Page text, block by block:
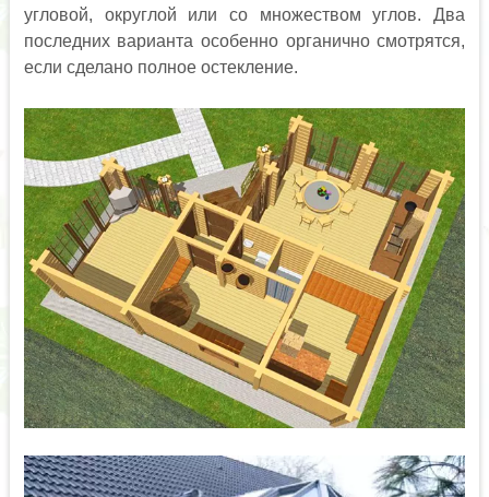
угловой, округлой или со множеством углов. Два
последних варианта особенно органично смотрятся,
если сделано полное остекление.